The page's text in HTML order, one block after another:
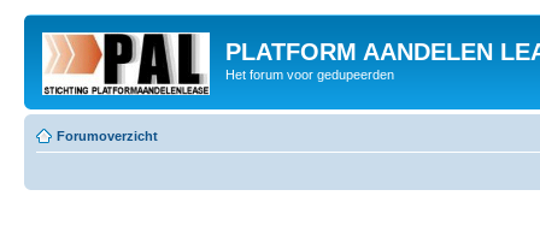
PLATFORM AANDELEN
Het forum voor gedupeerden
Forumoverzicht